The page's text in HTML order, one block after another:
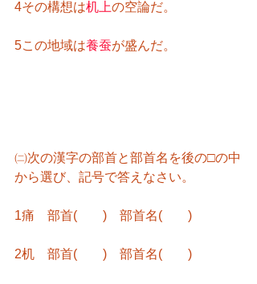
4その構想は机上の空論だ。
5この地域は養蚕が盛んだ。
㈡次の漢字の部首と部首名を後の□の中
から選び、記号で答えなさい。
1痛　部首(　　)　部首名(　　)
2机　部首(　　)　部首名(　　)